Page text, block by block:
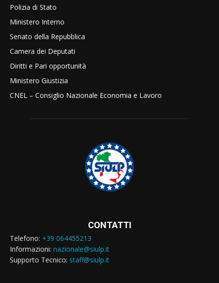
Polizia di Stato
Ministero Interno
Senato della Repubblica
Camera dei Deputati
Diritti e Pari opportunità
Ministero Giustizia
CNEL – Consiglio Nazionale Economia e Lavoro
CONTATTI
Telefono: +39 064455213
Informazioni: nazionale@siulp.it
Supporto Tecnico: staff@siulp.it